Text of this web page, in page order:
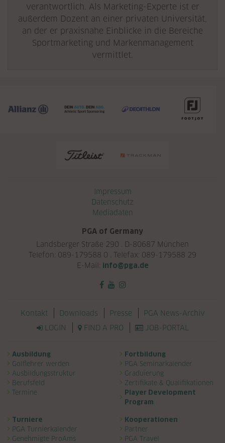
verantwortlich. Als Marketing-Experte ist er
außerdem Dozent an einer privaten Universität,
an der er praxisnahe Einblicke in die Bereiche
Sportmarketing und Markenmanagement
vermittlet.
Impressum
Datenschutz
Mediadaten
PGA of Germany
Landsberger Straße 290 . D-80687 München
Telefon: 089-179588 0 . Telefax: 089-179588 29
E-Mail: info@pga.de
Navigation überspringen
Kontakt Downloads Presse
PGA News-Archiv
LOGIN
FIND A PRO JOB-PORTAL
Navigation überspringen
Ausbildung
Golflehrer werden
Ausbildungsstruktur
Berufsfeld
Termine
Fortbildung
PGA Seminarkalender
Graduierung
Zertifikate & Qualifikationen
Player Development
Program
Turniere
PGA Turnierkalender
Genehmigte ProAms
Kooperationen
Partner
PGA Travel